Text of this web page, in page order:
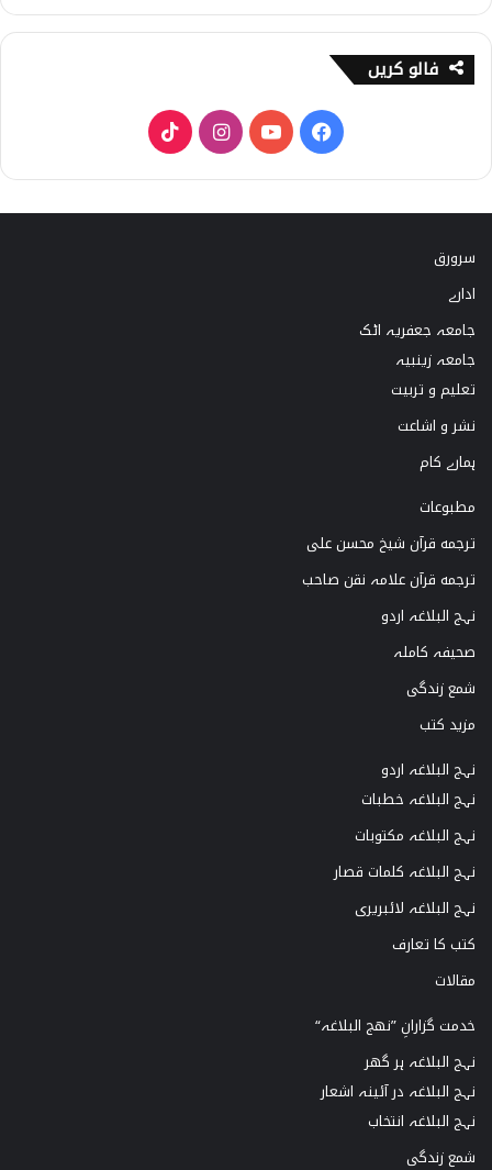
فالو کریں
F
a
c
Y
o
u
n
s
T
i
k
سرورق
ادارے
جامعہ جعفریہ اٹک
جامعہ زینبیہ
تعلیم و تربیت
نشر و اشاعت
ہمارے کام
مطبوعات
ترجمه قرآن شیخ محسن علی
ترجمه قرآن علامہ نقن صاحب
نہج البلاغہ اردو
صحیفہ کاملہ
شمع زندگی
مزید کتب
نہج البلاغہ اردو
نہج البلاغہ خطبات
نہج البلاغہ مکتوبات
نہج البلاغہ کلمات قصار
نہج البلاغہ لائبریری
کتب کا تعارف
مقالات
خدمت گزارانِ ”نھج البلاغہ“
نہج البلاغہ ہر گھر
نہج البلاغہ در آئینہ اشعار
نہج البلاغہ انتخاب
شمع زندگی